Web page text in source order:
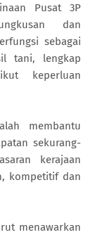
Pusat 3P
dan
sebagai
tani, lengkap
keperluan
membantu
sekurang-
kerajaan
kompetitif dan
menawarkan